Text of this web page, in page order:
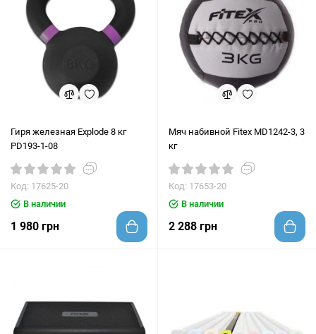
Гиря железная Explode 8 кг
PD193-1-08
Код: 17625-20
В наличии
1 980 грн
Мяч набивной Fitex MD1242-3, 3
кг
Код: 17653-20
В наличии
2 288 грн